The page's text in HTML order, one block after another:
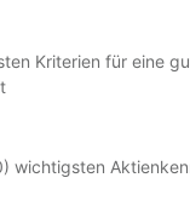
Kriterien für eine
wichtigsten